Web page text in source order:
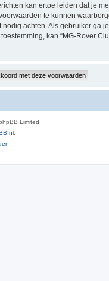
kan ertoe leiden dat je
te kunnen
achten. Als gebruiker ga
kan “MG-Rover
Limited